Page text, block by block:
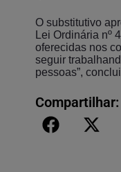
O substitutivo
Lei Ordinária nº
oferecidas nos
seguir
pessoas”,
Compartilhar: